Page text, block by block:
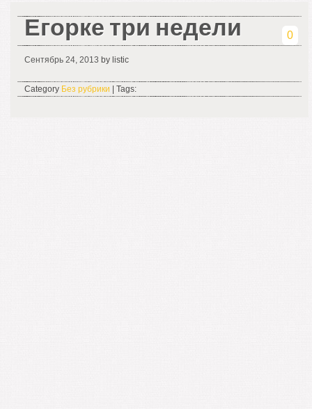
Егорке три недели 0
Сентябрь 24, 2013 by listic
Category Без рубрики | Tags: